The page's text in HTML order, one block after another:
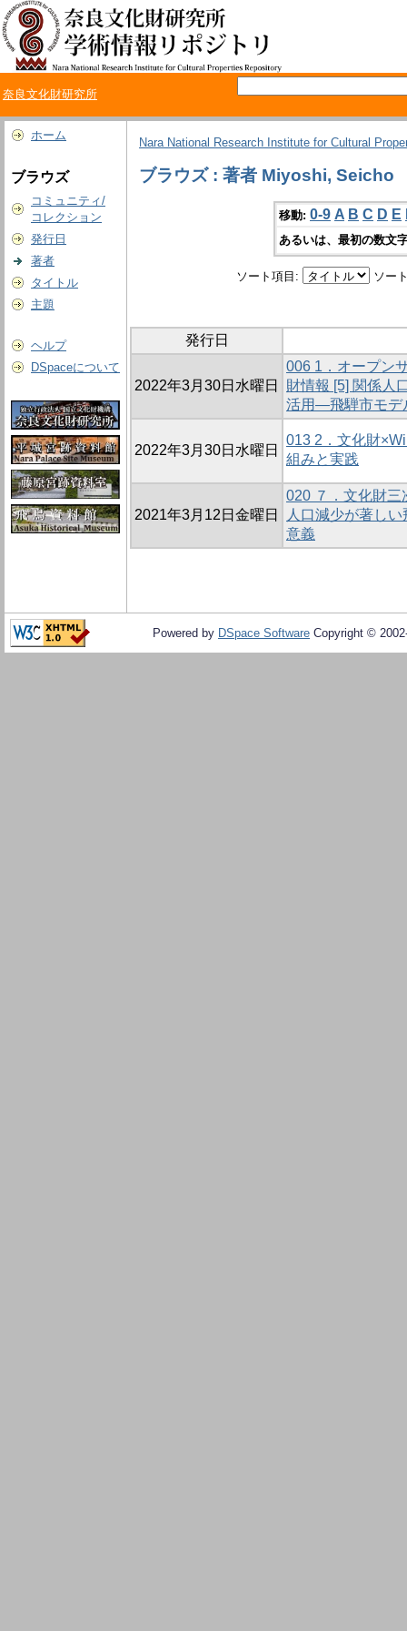
奈良文化財研究所
ホーム
ブラウズ
コミュニティ/
コレクション
発行日
著者
タイトル
主題
ヘルプ
DSpaceについて
Nara National Research Institute for Cultural
ブラウズ : 著者 Miyoshi, Seicho
移動: 0-9 A B C D E
あるいは、最初の数文
ソート項目: ソー
発行日
2022年3月30日水曜日
006 1．オープン
財情報 [5] 関係人
活用―飛騨市モ
2022年3月30日水曜日
013 2．文化財
組みと実践
2021年3月12日金曜日
020 ７．文化財三
人口減少が著し
意義
Powered by DSpace Software Copyright ©